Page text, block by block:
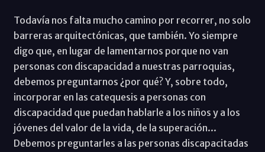
Todavía nos falta mucho camino por recorrer, no solo
barreras arquitectónicas, que también. Yo siempre
digo que, en lugar de lamentarnos porque no van
personas con discapacidad a nuestras parroquias,
debemos preguntarnos ¿por qué? Y, sobre todo,
incorporar en las catequesis a personas con
discapacidad que puedan hablarle a los niños y a los
jóvenes del valor de la vida, de la superación...
Debemos preguntarles a las personas discapacitadas